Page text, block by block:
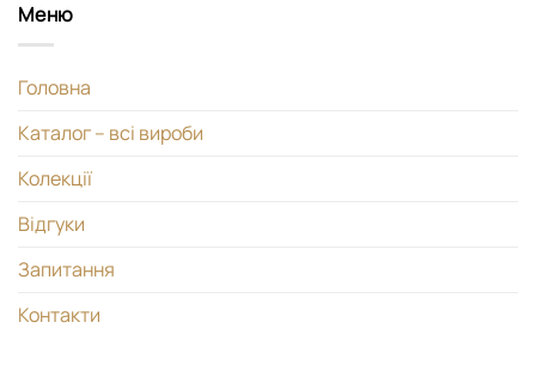
Меню
Головна
Каталог – всі вироби
Колекції
Відгуки
Запитання
Контакти